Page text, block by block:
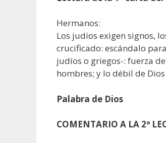
Hermanos:
Los judíos exigen signos,
crucificado: escándalo
judíos o griegos-: fuerza
hombres; y lo débil de
Palabra de Dios
COMENTARIO A LA 2ª